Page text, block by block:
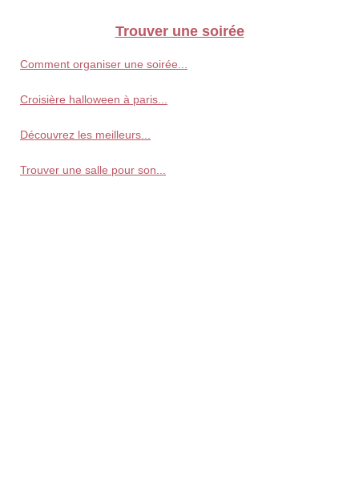
Trouver une soirée
Comment organiser une soirée...
Croisière halloween à paris...
Découvrez les meilleurs...
Trouver une salle pour son...